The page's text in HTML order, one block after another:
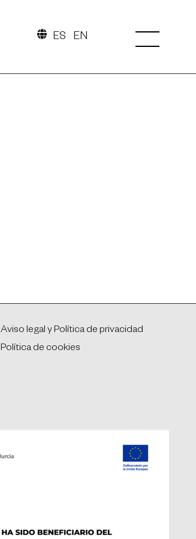
ES EN
Aviso legal y Política de privacidad
Política de cookies